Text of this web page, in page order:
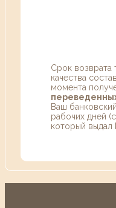
Срок возврата
качества
момента
Ваш
рабочих дней
который выдал